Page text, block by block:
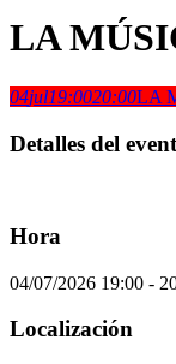
LA
04jul19:0020:00LA
Detalles del
Hora
04/07/2026 19:00 -
Localización